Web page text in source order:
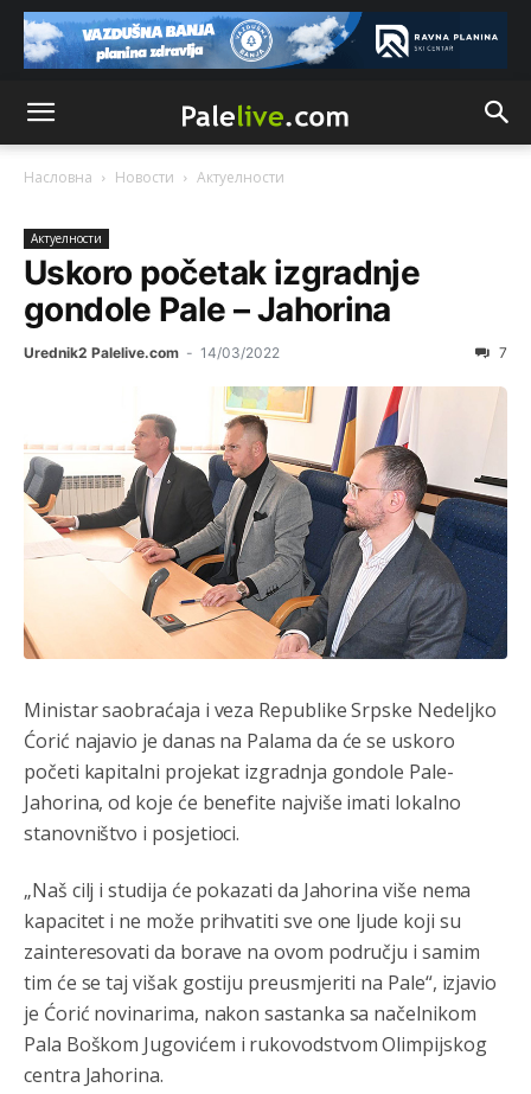
Насловна Новости Актуeлности
Актуeлности
Uskoro početak izgradnje
gondole Pale – Jahorina
Urednik2 Palelive.com - 14/03/2022 7
Ministar saobraćaja i veza Republike Srpske Nedeljko
Ćorić najavio je danas na Palama da će se uskoro
početi kapitalni projekat izgradnja gondole Pale-
Jahorina, od koje će benefite najviše imati lokalno
stanovništvo i posjetioci.
„Naš cilj i studija će pokazati da Jahorina više nema
kapacitet i ne može prihvatiti sve one ljude koji su
zainteresovati da borave na ovom području i samim
tim će se taj višak gostiju preusmjeriti na Pale“, izjavio
je Ćorić novinarima, nakon sastanka sa načelnikom
Pala Boškom Jugovićem i rukovodstvom Olimpijskog
centra Jahorina.